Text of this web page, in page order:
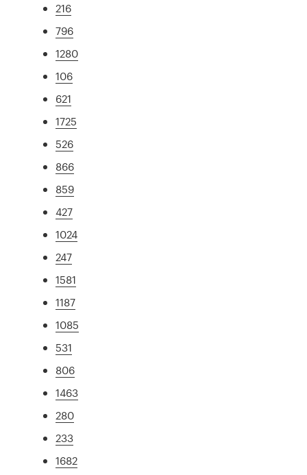
216
796
1280
106
621
1725
526
866
859
427
1024
247
1581
1187
1085
531
806
1463
280
233
1682